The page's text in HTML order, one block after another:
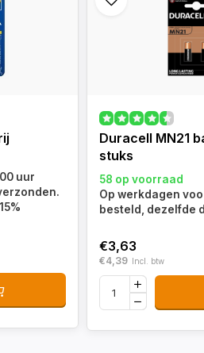
uur
Duracell MN21
stuks
58 op voorraad
Op werkdagen
besteld, dezelfde
€3,63
€4,39 Incl. btw